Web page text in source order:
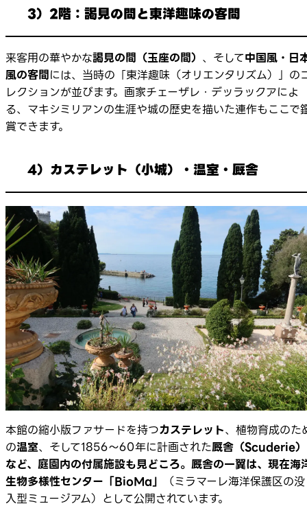
3）2階：謁見の間と東洋趣味の客間
来客用の華やかな謁見の間（玉座の間） 、そして中国風・日
風の客間には、当時の「東洋趣味（オリエンタリズム）」の
レクションが並びます。画家チェーザレ・デッラックアによ
る、マキシミリアンの生涯や城の歴史を描いた連作もここで
賞できます。
4）カステレット（小城）・温室・厩舎
本館の縮小版ファサードを持つカステレット、植物育成のた
の温室、そして1856〜60年に計画された厩舎（Scuderie）
など、庭園内の付属施設も見どころ。厩舎の一翼は、現在海
生物多様性センター「BioMa」
（ミラマーレ海洋保護区の没
入型ミュージアム）として公開されています。